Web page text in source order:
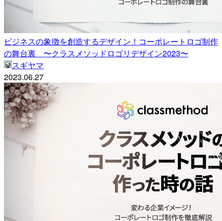
ビジネスの象徴を創造するデザイン！コーポレートロゴ制作
の舞台裏 〜クラスメソッドロゴリデザイン2023〜
スギヤマ
2023.06.27